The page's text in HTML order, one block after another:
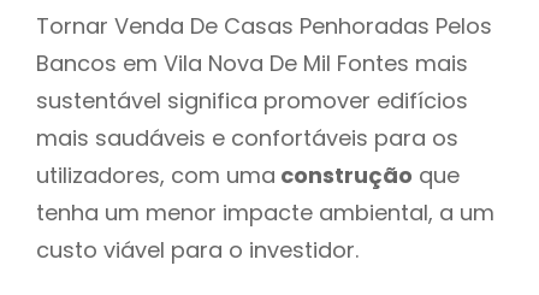
Tornar Venda De Casas Penhoradas Pelos
Bancos em Vila Nova De Mil Fontes mais
sustentável significa promover edifícios
mais saudáveis e confortáveis para os
utilizadores, com uma construção que
tenha um menor impacte ambiental, a um
custo viável para o investidor.